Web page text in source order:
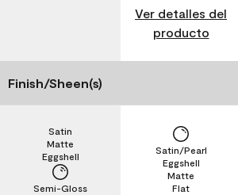
Ver detalles del
producto
Finish/Sheen(s)
Semi-Gloss
Eggshell
Matte
Satin
Flat
Matte
Eggshell
Satin/Pearl